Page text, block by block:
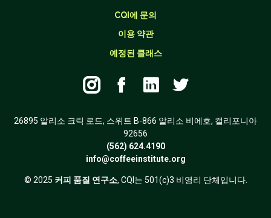
CQI에 문의
이용 약관
예정된 클래스
   
26895 알리소 크릭 로드, 스위트 B-866 알리소 비에호, 캘리포니아
92656
(562) 624.4190
info@coffeeinstitute.org
© 2025 커피 품질 연구소, CQI는 501(c)3 비영리 단체입니다.